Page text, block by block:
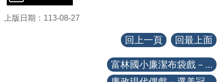
上版日期：113-08-27
回上一頁 回最上面
富林國小廉潔布袋戲－...